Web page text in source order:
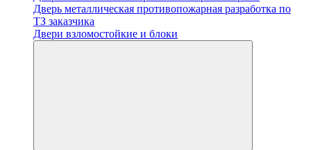
Дверь металлическая противопожарная разработка по
ТЗ заказчика
Двери взломостойкие и блоки